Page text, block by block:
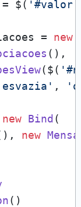
$( '#valor'
= new
(),
($(
,
new Bind (
new
()